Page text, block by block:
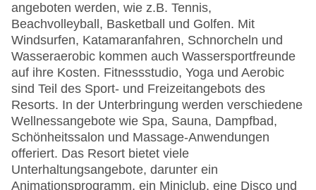
angeboten werden, wie z.B. Tennis,
Beachvolleyball, Basketball und Golfen. Mit
Windsurfen, Katamaranfahren, Schnorcheln und
Wasseraerobic kommen auch Wassersportfreunde
auf ihre Kosten. Fitnessstudio, Yoga und Aerobic
sind Teil des Sport- und Freizeitangebots des
Resorts. In der Unterbringung werden verschiedene
Wellnessangebote wie Spa, Sauna, Dampfbad,
Schönheitssalon und Massage-Anwendungen
offeriert. Das Resort bietet viele
Unterhaltungsangebote, darunter ein
Animationsprogramm, ein Miniclub, eine Disco und